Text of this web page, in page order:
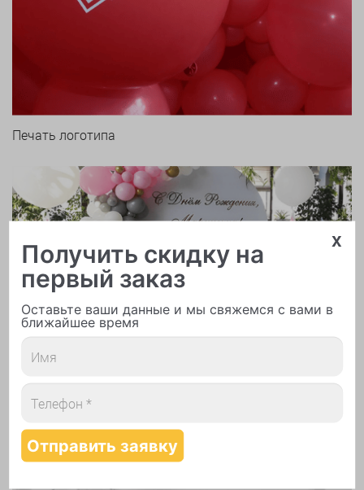
Печать логотипа
Арки и гирлянды из шаров
x
Получить скидку на
первый заказ
Оставьте ваши данные и мы свяжемся с вами в
ближайшее время